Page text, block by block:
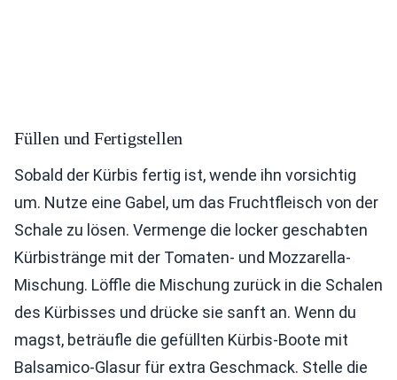
Füllen und Fertigstellen
Sobald der Kürbis fertig ist, wende ihn vorsichtig
um. Nutze eine Gabel, um das Fruchtfleisch von der
Schale zu lösen. Vermenge die locker geschabten
Kürbistränge mit der Tomaten- und Mozzarella-
Mischung. Löffle die Mischung zurück in die Schalen
des Kürbisses und drücke sie sanft an. Wenn du
magst, beträufle die gefüllten Kürbis-Boote mit
Balsamico-Glasur für extra Geschmack. Stelle die